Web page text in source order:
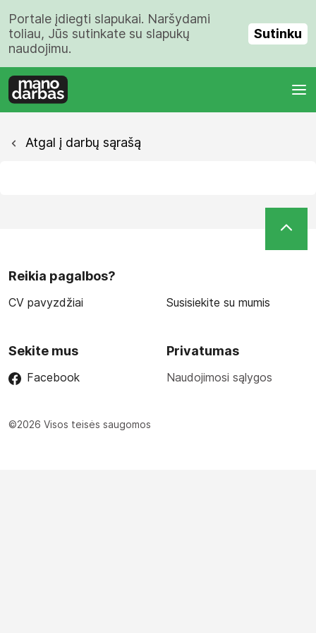
Portale įdiegti slapukai. Naršydami
toliau, Jūs sutinkate su slapukų
naudojimu.
Sutinku
Atgal į darbų sąrašą
Reikia pagalbos?
CV pavyzdžiai Susisiekite su mumis
Sekite mus
Facebook
Privatumas
Naudojimosi sąlygos
©2026 Visos teisės saugomos